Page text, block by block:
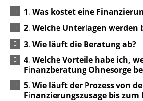
1. Was kostet eine
2. Welche Unterlagen werden
3. Wie läuft die Beratung ab?
4. Welche Vorteile habe ich,
Finanzberatung Ohnesorge
5. Wie läuft der Prozess von
Finanzierungszusage bis